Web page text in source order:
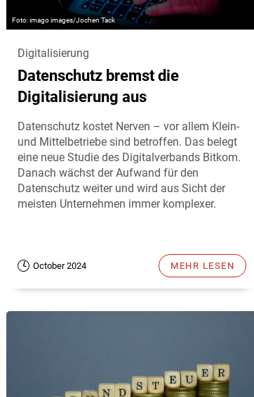
imago images/Jochen Tack
Digitalisierung
Datenschutz bremst die
Digitalisierung aus
Datenschutz kostet Nerven – vor allem Klein-
und Mittelbetriebe sind betroffen. Das belegt
eine neue Studie des Digitalverbands Bitkom.
Danach wächst der Aufwand für den
Datenschutz weiter und wird aus Sicht der
meisten Unternehmen immer komplexer.
October 2024 MEHR LESEN